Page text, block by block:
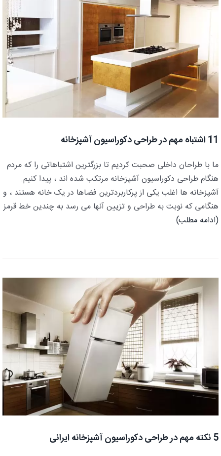
11 اشتباه مهم در طراحی دکوراسیون آشپزخانه
ما با طراحان داخلی صحبت کردیم تا بزرگترین اشتباهاتی را که مردم
هنگام طراحی دکوراسیون آشپزخانه مرتکب شده اند ، پیدا کنیم.
آشپزخانه ها اغلب یکی از پرکاربردترین فضاها در یک خانه هستند ، و
هنگامی که نوبت به طراحی و تزیین آنها می رسد به چندین خط قرمز
(ادامه مطلب)
5 نکته مهم در طراحی دکوراسیون آشپزخانه ایرانی